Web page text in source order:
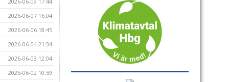
2026-06-07 16:04
2026-06-06 18:45
2026-06-04 21:34
2026-06-03 12:04
2026-06-02 10:59